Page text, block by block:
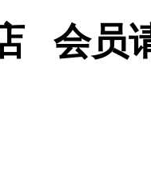
欢迎光临本店 会